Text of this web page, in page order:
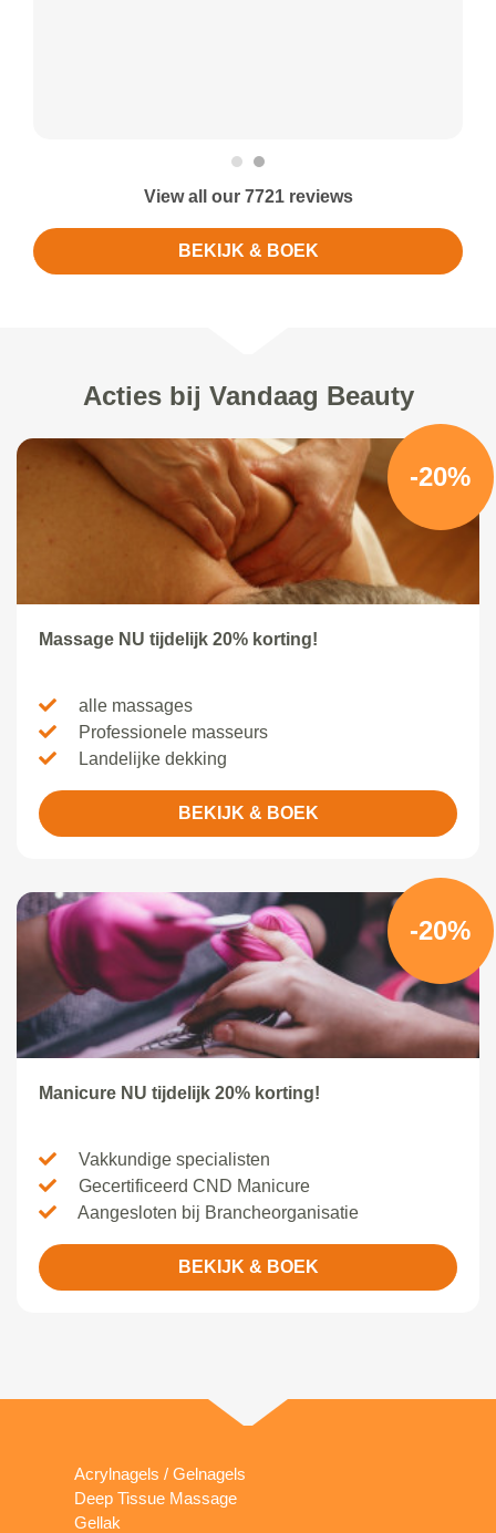
View all our 7721 reviews
BEKIJK & BOEK
Acties bij Vandaag Beauty
-20%
Massage NU tijdelijk 20% korting!
alle massages
Professionele masseurs
Landelijke dekking
BEKIJK & BOEK
-20%
Manicure NU tijdelijk 20% korting!
Vakkundige specialisten
Gecertificeerd CND Manicure
Aangesloten bij Brancheorganisatie
BEKIJK & BOEK
Acrylnagels / Gelnagels
Deep Tissue Massage
Gellak